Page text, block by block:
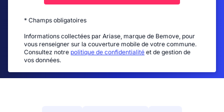
* Champs obligatoires
Informations collectées par Ariase, marque de Bemove, pour
vous renseigner sur la couverture mobile de votre commune.
Consultez notre politique de confidentialité et de gestion de
vos données.